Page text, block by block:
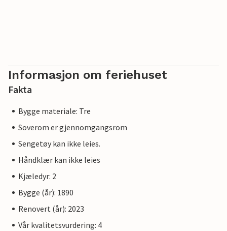
Informasjon om feriehuset
Fakta
Bygge materiale: Tre
Soverom er gjennomgangsrom
Sengetøy kan ikke leies.
Håndklær kan ikke leies
Kjæledyr: 2
Bygge (år): 1890
Renovert (år): 2023
Vår kvalitetsvurdering: 4